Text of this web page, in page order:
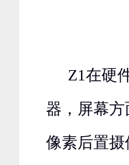
Z1在硬
器，屏幕
像素后置